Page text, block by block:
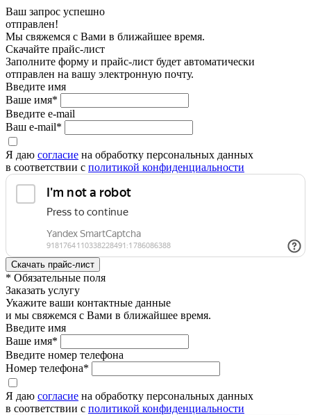
Ваш запрос успешно
отправлен!
Мы свяжемся с Вами в ближайшее время.
Скачайте прайс-лист
Заполните форму и прайс-лист будет автоматически
отправлен на вашу электронную почту.
Введите имя
Ваше имя*
Введите e-mail
Ваш e-mail*
Я даю согласие на обработку персональных данных
в соответствии с политикой конфиденциальности
* Обязательные поля
Заказать услугу
Укажите ваши контактные данные
и мы свяжемся с Вами в ближайшее время.
Введите имя
Ваше имя*
Введите номер телефона
Номер телефона*
Я даю согласие на обработку персональных данных
в соответствии с политикой конфиденциальности